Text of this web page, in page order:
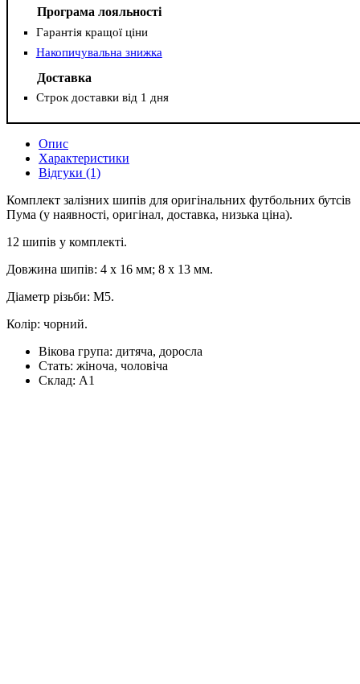
Програма лояльності
Гарантія кращої ціни
Накопичувальна знижка
Доставка
Строк доставки від 1 дня
Опис
Характеристики
Відгуки (1)
Комплект залізних шипів для оригінальних футбольних бутсів
Пума (у наявності, оригінал, доставка, низька ціна).
12 шипів у комплекті.
Довжина шипів: 4 x 16 мм; 8 х 13 мм.
Діаметр різьби: М5.
Колір: чорний.
Вікова група: дитяча, доросла
Стать: жіноча, чоловіча
Склад: А1